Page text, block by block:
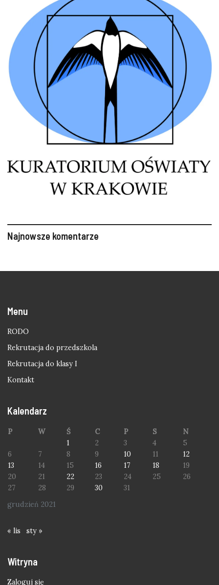
Najnowsze komentarze
Menu
RODO
Rekrutacja do przedszkola
Rekrutacja do klasy I
Kontakt
Kalendarz
grudzień 2021
P W Ś C P S
N
1
2 3 4
5
6
7 8 9 10 11
12
13
14 15 16 17 18
19
20
21 22 23 24 25
26
27
28 29 30 31
« lis sty »
Witryna
Zaloguj się